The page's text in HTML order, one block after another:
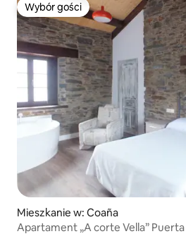
Wybór gości
Wybór gości
Mieszkanie w: Coaña
Apartament „A corte Vella”